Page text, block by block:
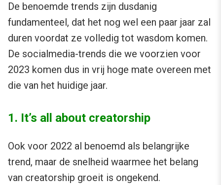
De benoemde trends zijn dusdanig
fundamenteel, dat het nog wel een paar jaar zal
duren voordat ze volledig tot wasdom komen.
De socialmedia-trends die we voorzien voor
2023 komen dus in vrij hoge mate overeen met
die van het huidige jaar.
1. It’s all about creatorship
Ook voor 2022 al benoemd als belangrijke
trend, maar de snelheid waarmee het belang
van creatorship groeit is ongekend.